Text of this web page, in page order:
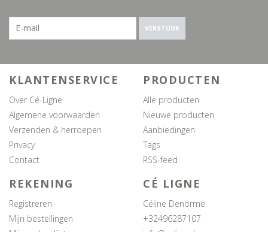
VERSTUUR
KLANTENSERVICE
Over Cé-Ligne
Algemene voorwaarden
Verzenden & herroepen
Privacy
Contact
PRODUCTEN
Alle producten
Nieuwe producten
Aanbiedingen
Tags
RSS-feed
REKENING
Registreren
Mijn bestellingen
CÉ LIGNE
Céline Denorme
+32496287107